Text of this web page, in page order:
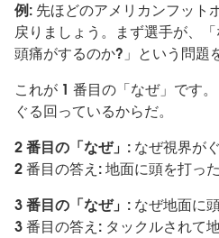
例: 先ほどのアメリカンフット
戻りましょう。まず選手が、
頭痛がするのか?」という問題
これが 1 番目の「なぜ」です
ぐる回っているからだ。
2 番目の「なぜ」: なぜ視界が
2 番目の答え: 地面に頭を打った
3 番目の「なぜ」: なぜ地面に
3 番目の答え: タックルされて